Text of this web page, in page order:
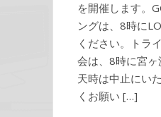
を開催します。
ングは、8時に
ください。トラ
会は、8時に宮
天時は中止にい
くお願い […]